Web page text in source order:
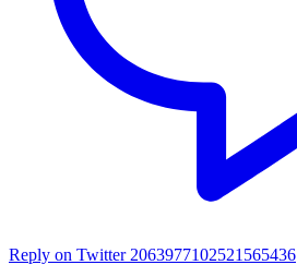
Reply on Twitter 2063977102521565436